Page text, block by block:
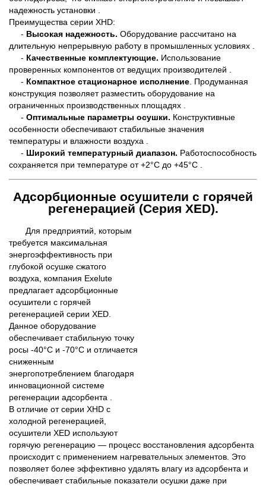
надежность установки .
Преимущества серии XHD:
- Высокая надежность. Оборудование рассчитано на
длительную непрерывную работу в промышленных условиях .
- Качественные комплектующие. Использование
проверенных компонентов от ведущих производителей .
- Компактное стационарное исполнение. Продуманная
конструкция позволяет разместить оборудование на
ограниченных производственных площадях .
- Оптимальные параметры осушки. Конструктивные
особенности обеспечивают стабильные значения
температуры и влажности воздуха .
- Широкий температурный диапазон. Работоспособность
сохраняется при температуре от +2°C до +45°C .
Адсорбционные осушители с горячей
регенерацией (Серия XED).
Для предприятий, которым
требуется максимальная
энергоэффективность при
глубокой осушке сжатого
воздуха, компания Exelute
предлагает адсорбционные
осушители с горячей
регенерацией серии XED.
Данное оборудование
обеспечивает стабильную точку
росы -40°C и -70°C и отличается
сниженным
энергопотреблением благодаря
инновационной системе
регенерации адсорбента .
В отличие от серии XHD с
холодной регенерацией,
осушители XED используют
горячую регенерацию — процесс восстановления адсорбента
происходит с применением нагревательных элементов. Это
позволяет более эффективно удалять влагу из адсорбента и
обеспечивает стабильные показатели осушки даже при